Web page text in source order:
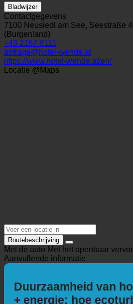
Bladwijzer
Contactgegevens
7100 Neusiedl am See, Seestraße
(Burgenland)
+43 2167 8111
anfrage@hotel-wende.at
Routebeschrijving
Aanvullende informatie